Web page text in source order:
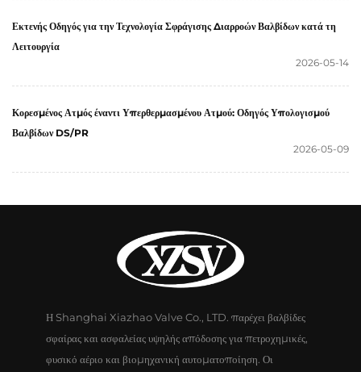
Εκτενής Οδηγός για την Τεχνολογία Σφράγισης Διαρροών Βαλβίδων κατά τη
Λειτουργία
2026-05-14
Κορεσμένος Ατμός έναντι Υπερθερμασμένου Ατμού: Οδηγός Υπολογισμού
Βαλβίδων DS/PR
2026-05-09
Η Shanghai Xiazhao Valve Co., LTD. παρέχει βαλβίδες
σφαίρας και ασφαλείας υψηλής απόδοσης για πετροχημικές,
φυσικό αέριο και βιομηχανική αυτοματοποίηση. Οι